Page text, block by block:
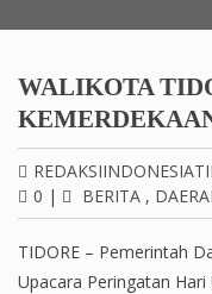
WALIKOTA
0 | BERITA ,
TIDORE – Pemerintah
Upacara Peringatan